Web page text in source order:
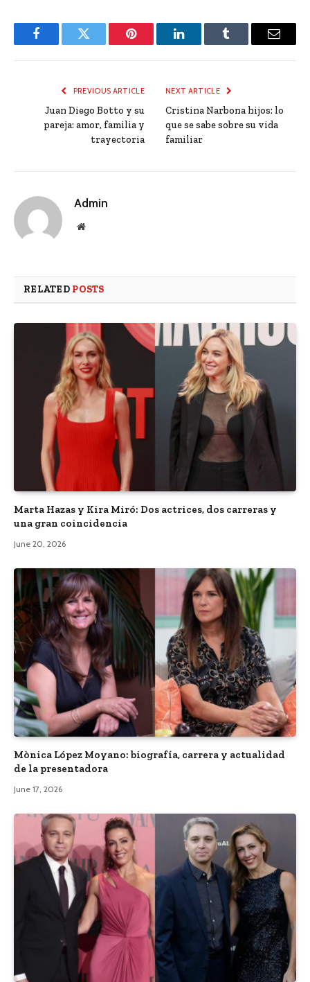
FacebookTwitter Pinterest LinkedInTumblr Email
PREVIOUS ARTICLE
Juan Diego Botto y su
pareja: amor, familia y
trayectoria
NEXT ARTICLE
Cristina Narbona hijos: lo
que se sabe sobre su vida
familiar
Admin
Website
RELATED POSTS
Marta Hazas y Kira Miró: Dos actrices, dos carreras y
una gran coincidencia
June 20, 2026
Mònica López Moyano: biografía, carrera y actualidad
de la presentadora
June 17, 2026